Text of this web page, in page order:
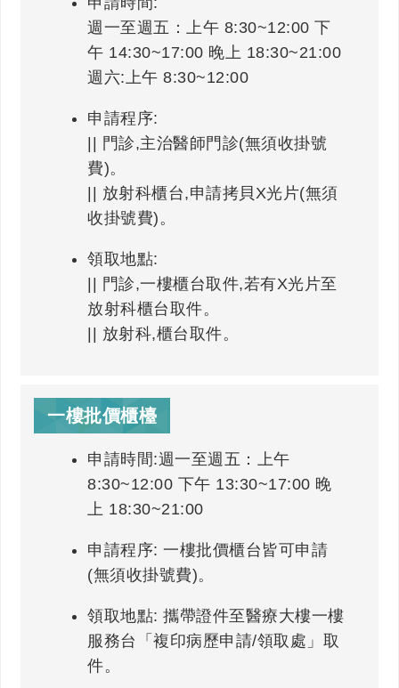
週一至週五：上午 8:30~12:00 下
午 14:30~17:00 晚上 18:30~21:00
週六:上午 8:30~12:00
申請程序:
|| 門診,主治醫師門診(無須收掛號
費)。
|| 放射科櫃台,申請拷貝X光片(無須
收掛號費)。
領取地點:
|| 門診,一樓櫃台取件,若有X光片至
放射科櫃台取件。
|| 放射科,櫃台取件。
一樓批價櫃檯
申請時間:週一至週五：上午
8:30~12:00 下午 13:30~17:00 晚
上 18:30~21:00
申請程序: 一樓批價櫃台皆可申請
(無須收掛號費)。
領取地點: 攜帶證件至醫療大樓一樓
服務台「複印病歷申請/領取處」取
件。